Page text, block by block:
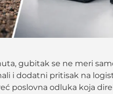
gubitak se ne meri
i dodatni pritisak na
poslovna odluka koja